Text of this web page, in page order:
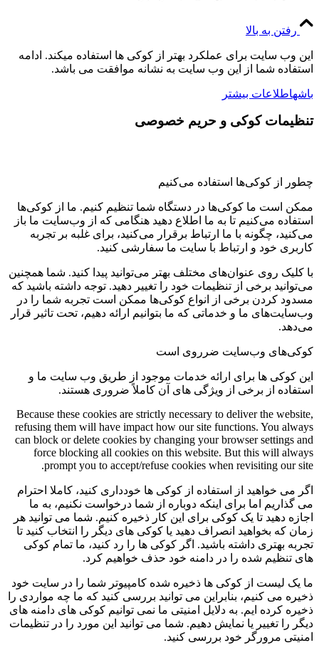
رفتن به بالا
این وب سایت برای عملکرد بهتر از کوکی ها استفاده میکند. ادامه
استفاده شما از این وب سایت به نشانه موافقت می باشد.
باشهاطلاعات بیشتر
تنظیمات کوکی و حریم خصوصی
چطور از کوکی‌ها استفاده می‌کنیم
ممکن است ما کوکی‌ها در دستگاه شما تنظیم کنیم. ما از کوکی‌ها
استفاده می‌کنیم تا به ما اطلاع دهید هنگامی که از وب‌سایت ما باز
می‌کنید، چگونه با ما ارتباط برقرار می‌کنید، برای غلبه بر تجربه
کاربری خود و ارتباط با سایت ما سفارشی کنید.
با کلیک روی عنوان‌های مختلف بهتر می‌توانید پیدا کنید. شما همچنین
می‌توانید برخی از تنظیمات خود را تغییر دهید. توجه داشته باشید که
مسدود کردن برخی از انواع کوکی‌ها ممکن است تجربه شما را در
وب‌سایت‌های ما و خدماتی که ما بتوانیم ارائه دهیم، تحت تاثیر قرار
می‌دهد.
کوکی‌های وب‌سایت ضرروی است
این کوکی ها برای ارائه خدمات موجود از طریق وب سایت ما و
استفاده از برخی از ویژگی های آن کاملاً ضروری هستند.
Because these cookies are strictly necessary to deliver the website,
refusing them will have impact how our site functions. You always
can block or delete cookies by changing your browser settings and
force blocking all cookies on this website. But this will always
prompt you to accept/refuse cookies when revisiting our site.
اگر می خواهید از استفاده از کوکی ها خودداری کنید، کاملا احترام
می گذاریم اما برای اینکه دوباره از شما درخواست نکنیم، به ما
اجازه دهید تا یک کوکی برای این کار ذخیره کنیم. شما می توانید هر
زمان که بخواهید انصراف دهید یا کوکی های دیگر را انتخاب کنید تا
تجربه بهتری داشته باشید. اگر کوکی ها را رد کنید، ما تمام کوکی
های تنظیم شده را در دامنه خود حذف خواهیم کرد.
ما یک لیست از کوکی ها ذخیره شده کامپیوتر شما را در سایت خود
ذخیره می کنیم، بنابراین می توانید بررسی کنید که ما چه مواردی را
ذخیره کرده ایم. به دلایل امنیتی ما نمی توانیم کوکی های دامنه های
دیگر را تغییر یا نمایش دهیم. شما می توانید این مورد را در تنظیمات
امنیتی مرورگر خود بررسی کنید.